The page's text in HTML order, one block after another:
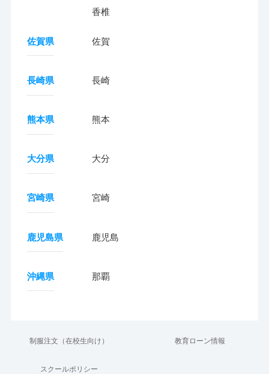
香椎
佐賀県 佐賀
長崎県 長崎
熊本県 熊本
大分県 大分
宮崎県 宮崎
鹿児島県 鹿児島
沖縄県 那覇
制服注文（在校生向け） 教育ローン情報
スクールポリシー